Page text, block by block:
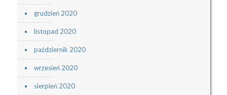
grudzień 2020
listopad 2020
październik 2020
wrzesień 2020
sierpień 2020